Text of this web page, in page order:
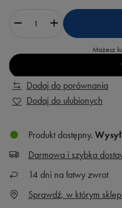
Możesz
Dodaj do porównania
Dodaj do ulubionych
Produkt dostępny
Darmowa i szybka
14 dni na łatwy zwrot
Sprawdź, w którym